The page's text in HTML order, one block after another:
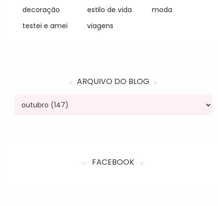
decoração
estilo de vida
moda
testei e amei
viagens
ARQUIVO DO BLOG
FACEBOOK